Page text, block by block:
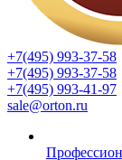
+7(495) 993-37-58
+7(495) 993-37-58
+7(495) 993-41-97
sale@orton.ru